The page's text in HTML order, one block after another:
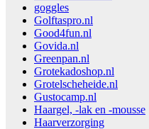
goggles
Golftaspro.nl
Good4fun.nl
Govida.nl
Greenpan.nl
Grotekadoshop.nl
Grotelscheheide.nl
Gustocamp.nl
Haargel, -lak en -mousse
Haarverzorging